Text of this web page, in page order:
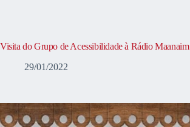
Visita do Grupo de Acessibilidade à Rádio Maanaim
29/01/2022